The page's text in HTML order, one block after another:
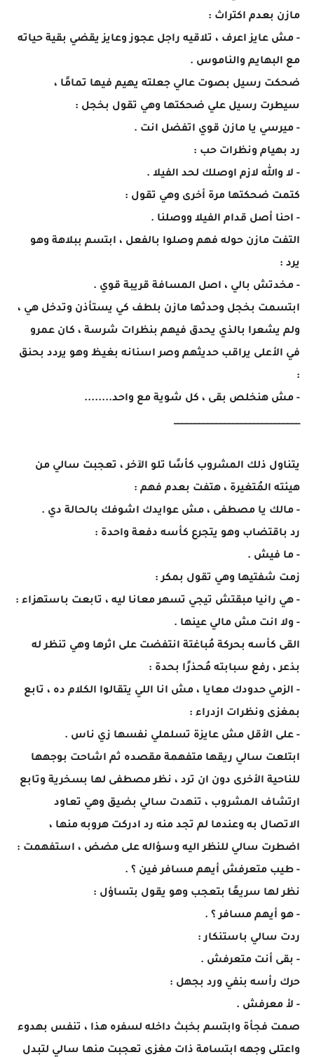
مازن بعدم اكتراث :
- مش عايز اعرف ، تلاقيه راجل عجوز وعايز يقضي بقية حياته
مع البهايم والناموس .
ضحكت رسيل بصوت عالي جعلته يهيم فيها تمامًا ،
سيطرت رسيل علي ضحكتها وهي تقول بخجل :
- ميرسي يا مازن قوي اتفضل انت .
رد بهيام ونظرات حب :
- لا والله لازم اوصلك لحد الفيلا .
كتمت ضحكتها مرة أخرى وهي تقول :
- احنا أصل قدام الفيلا ووصلنا .
التفت مازن حوله فهم وصلوا بالفعل ، ابتسم ببلاهة وهو
يرد :
- مخدتش بالي ، اصل المسافة قريبة قوي .
ابتسمت بخجل وحدثها مازن بلطف كي يستأذن وتدخل هي ،
ولم يشعرا بالذي يحدق فيهم بنظرات شرسة ، كان عمرو
في الأعلى يراقب حديثهم وصر اسنانه بغيظ وهو يردد بحنق
:
- مش هنخلص بقى ، كل شوية مع واحد........
______________________________
يتناول ذلك المشروب كأسًا تلو الآخر ، تعجبت سالي من
هيئته المُتغيرة ، هتفت بعدم فهم :
- مالك يا مصطفى ، مش عوايدك اشوفك بالحالة دي .
رد باقتضاب وهو يتجرع كأسه دفعة واحدة :
- ما فيش .
زمت شفتيها وهي تقول بمكر :
- هي رانيا مبقتش تيجي تسهر معانا ليه ، تابعت باستهزاء :
- ولا انت مش مالي عينها .
القى كأسه بحركة مُباغتة انتفضت على اثرها وهي تنظر له
بذعر ، رفع سبابته مُحذرًا بحدة :
- الزمي حدودك معايا ، مش انا اللي يتقالوا الكلام ده ، تابع
بمغزى ونظرات ازدراء :
- على الأقل مش عايزة تسلملي نفسها زي ناس .
ابتلعت سالي ريقها متفهمة مقصده ثم اشاحت بوجهها
للناحية الأخرى دون ان ترد ، نظر مصطفى لها بسخرية وتابع
ارتشاف المشروب ، تنهدت سالي بضيق وهي تعاود
الاتصال به وعندما لم تجد منه رد ادركت هروبه منها ،
اضطرت سالي للنظر اليه وسؤاله على مضض ، استفهمت :
- طيب متعرفش أيهم مسافر فين ؟ .
نظر لها سريعًا بتعجب وهو يقول بتساؤل :
- هو أيهم مسافر ؟ .
ردت سالي باستنكار :
- بقى أنت متعرفش .
حرك رأسه بنفي ورد بجهل :
- لأ معرفش .
صمت فجأة وابتسم بخبث داخله لسفره هذا ، تنفس بهدوء
واعتلى وجهه ابتسامة ذات مغزى تعجبت منها سالي لتبدل